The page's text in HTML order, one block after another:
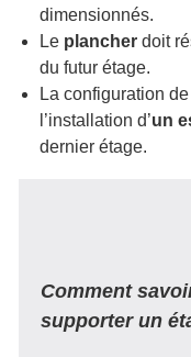
dimensionnés.
Le plancher doit
du futur étage.
La configuration
l’installation d’un
dernier étage.
Comment
supporter un